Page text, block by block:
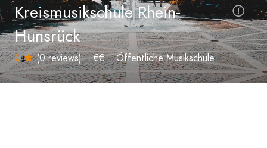
Kreismusikschule Rhein-
Hunsrück
0 (0 reviews) €€ Öffentliche Musikschule